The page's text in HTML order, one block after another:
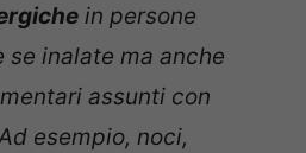
in persone
se inalate ma anche
assunti con
esempio, noci,